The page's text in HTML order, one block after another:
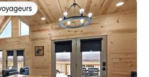
les plus appréciés